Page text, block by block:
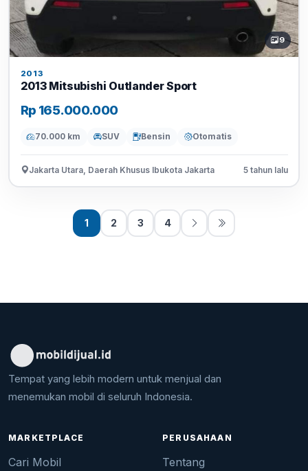
9
2013
2013 Mitsubishi Outlander Sport
Rp 165.000.000
70.000 km SUV Bensin Otomatis
Jakarta Utara, Daerah Khusus Ibukota Jakarta 5 tahun lalu
1 2 3 4
Tempat yang lebih modern untuk menjual dan
menemukan mobil di seluruh Indonesia.
MARKETPLACE
Cari Mobil
PERUSAHAAN
Tentang